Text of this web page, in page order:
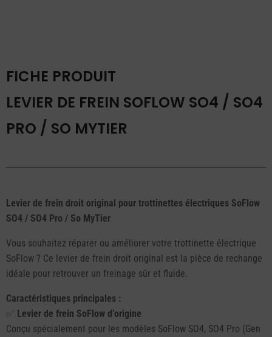
SO4
/
MyTier
FICHE PRODUIT
LEVIER DE FREIN SOFLOW SO4 / SO4
PRO / SO MYTIER
Levier de frein droit original pour trottinettes électriques SoFlow
SO4 / SO4 Pro / So MyTier
Vous souhaitez réparer ou améliorer votre trottinette électrique
SoFlow ? Ce levier de frein droit original est la pièce de rechange
idéale pour retrouver un freinage sûr et fluide.
Caractéristiques principales :
✅ Levier de frein SoFlow d’origine
Conçu spécialement pour les modèles SoFlow SO4, SO4 Pro (Gen